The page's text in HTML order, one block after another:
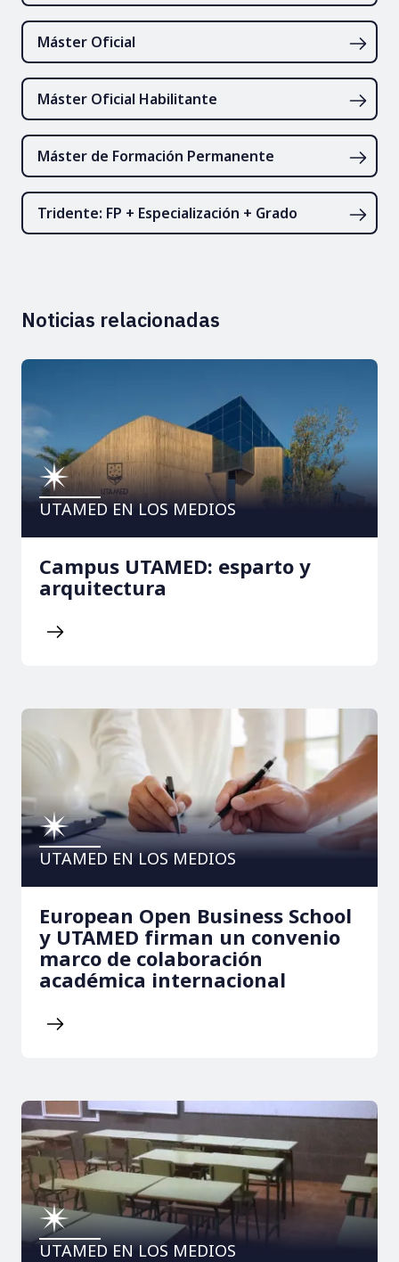
Máster Oficial
Máster Oficial Habilitante
Máster de Formación Permanente
Tridente: FP + Especialización + Grado
Noticias relacionadas
UTAMED EN LOS MEDIOS
Campus UTAMED: esparto y
arquitectura
UTAMED EN LOS MEDIOS
European Open Business School
y UTAMED firman un convenio
marco de colaboración
académica internacional
UTAMED EN LOS MEDIOS